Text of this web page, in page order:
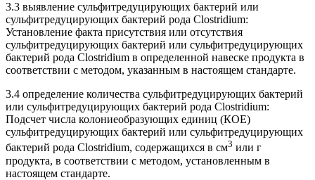
3.3 выявление сульфитредуцирующих бактерий или
сульфитредуцирующих бактерий рода Clostridium:
Установление факта присутствия или отсутствия
сульфитредуцирующих бактерий или сульфитредуцирующих
бактерий рода Clostridium в определенной навеске продукта в
соответствии с методом, указанным в настоящем стандарте.
3.4 определение количества сульфитредуцирующих бактерий
или сульфитредуцирующих бактерий рода Clostridium:
Подсчет числа колониеобразующих единиц (КОЕ)
сульфитредуцирующих бактерий или сульфитредуцирующих
бактерий рода Clostridium, содержащихся в см3 или г
продукта, в соответствии с методом, установленным в
настоящем стандарте.